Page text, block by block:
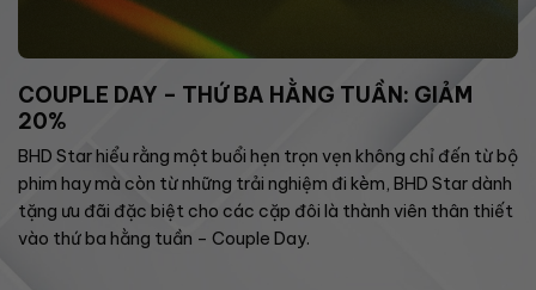
COUPLE DAY – THỨ BA HẰNG TUẦN: GIẢM
20%
BHD Star hiểu rằng một buổi hẹn trọn vẹn không chỉ đến từ bộ
phim hay mà còn từ những trải nghiệm đi kèm, BHD Star dành
tặng ưu đãi đặc biệt cho các cặp đôi là thành viên thân thiết
vào thứ ba hằng tuần – Couple Day.